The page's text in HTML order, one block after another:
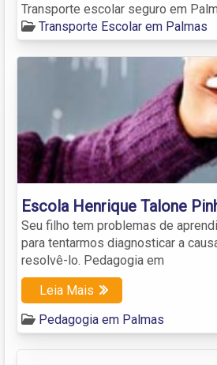
Transporte escolar seguro em
Transporte Escolar em Palmas
Escola Henrique Talone
Seu filho tem problemas de
para tentarmos diagnosticar a
resolvê-lo. Pedagogia em
Leia Mais
Pedagogia em Palmas